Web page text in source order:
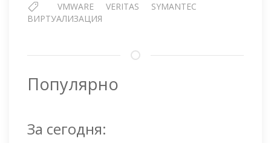
VMWARE VERITAS
SYMANTEC
ВИРТУАЛИЗАЦИЯ
Популярно
За сегодня: